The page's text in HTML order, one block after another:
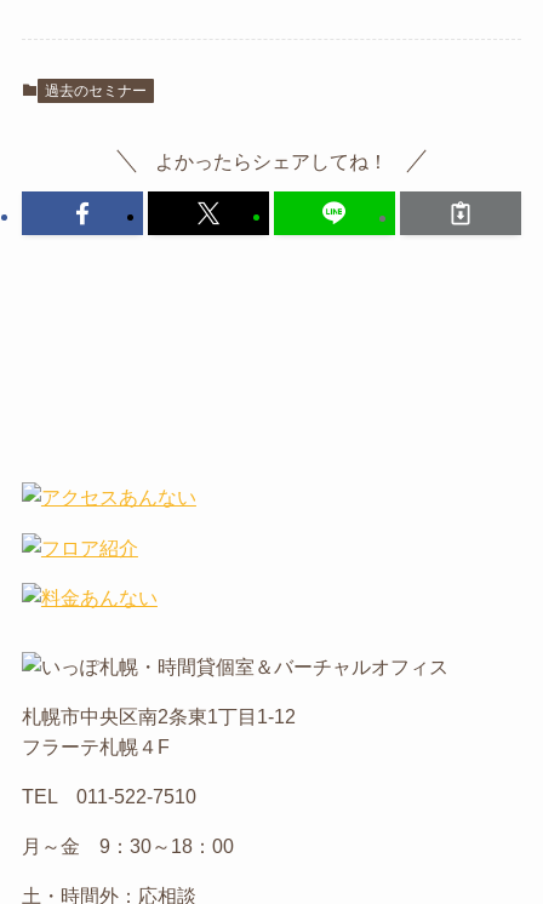
過去のセミナー
よかったらシェアしてね！
札幌市中央区南2条東1丁目1-12
フラーテ札幌４F
TEL 011-522-7510
月～金 9：30～18：00
土・時間外：応相談